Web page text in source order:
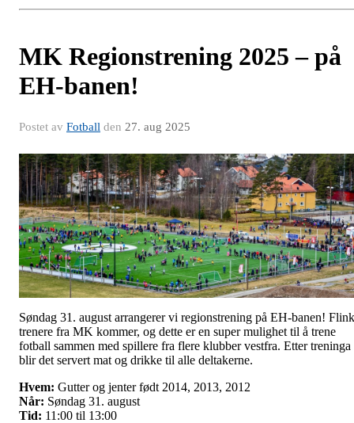
MK Regionstrening 2025 – på
EH-banen!
Postet av Fotball den 27. aug 2025
Søndag 31. august arrangerer vi regionstrening på EH-banen!
trenere fra MK kommer, og dette er en super mulighet til å trene
fotball sammen med spillere fra flere klubber vestfra. Etter treninga
blir det servert mat og drikke til alle deltakerne.
Hvem: Gutter og jenter født 2014, 2013, 2012
Når: Søndag 31. august
Tid: 11:00 til 13:00